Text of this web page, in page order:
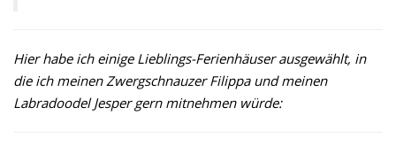
Hier habe ich einige Lieblings-Ferienhäuser ausgewählt, in
die ich meinen Zwergschnauzer Filippa und meinen
Labradoodel Jesper gern mitnehmen würde: